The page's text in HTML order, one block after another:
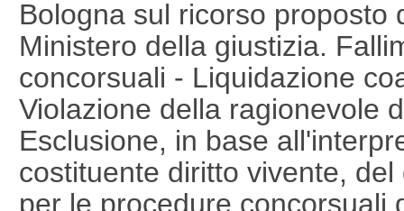
Bologna sul ricorso proposto
Ministero della giustizia.
concorsuali - Liquidazione
Violazione della ragionevole
Esclusione, in base
costituente diritto vivente,
per le procedure concorsuali